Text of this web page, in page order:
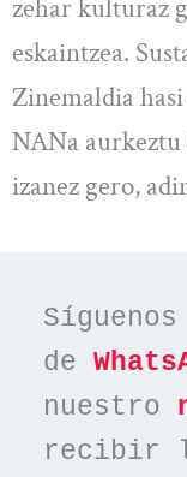
zehar kulturaz
eskaintzea.
Zinemaldia
NANa aurkeztu
izanez gero,
de
nuestro
recibir